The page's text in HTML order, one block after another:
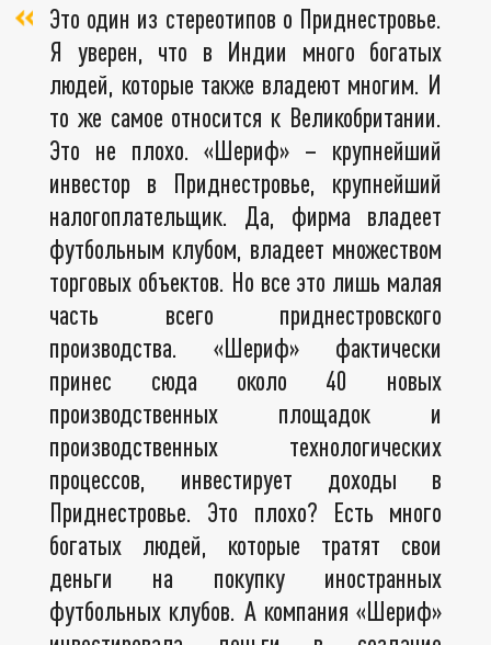
Это один из стереотипов о Приднестровье.
Я уверен, что в Индии много богатых
людей, которые также владеют многим. И
то же самое относится к Великобритании.
Это не плохо. «Шериф» – крупнейший
инвестор в Приднестровье, крупнейший
налогоплательщик. Да, фирма владеет
футбольным клубом, владеет множеством
торговых объектов. Но все это лишь малая
часть всего приднестровского
производства. «Шериф» фактически
принес сюда около 40 новых
производственных площадок и
производственных технологических
процессов, инвестирует доходы в
Приднестровье. Это плохо? Есть много
богатых людей, которые тратят свои
деньги на покупку иностранных
футбольных клубов. А компания «Шериф»